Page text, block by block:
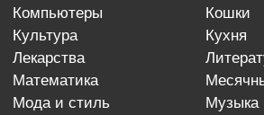
компьютеры
кошки
культура
кухня
лекарства
математика
мода и стиль
музыка